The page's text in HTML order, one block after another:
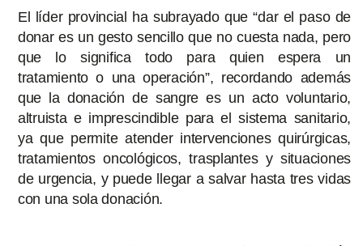
El líder provincial ha subrayado que “dar el paso de
donar es un gesto sencillo que no cuesta nada, pero
que lo significa todo para quien espera un
tratamiento o una operación”, recordando además
que la donación de sangre es un acto voluntario,
altruista e imprescindible para el sistema sanitario,
ya que permite atender intervenciones quirúrgicas,
tratamientos oncológicos, trasplantes y situaciones
de urgencia, y puede llegar a salvar hasta tres vidas
con una sola donación.